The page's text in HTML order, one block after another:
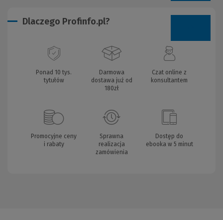
Dlaczego Profinfo.pl?
Ponad 10 tys.
tytułów
Darmowa
dostawa już od
180zł
Czat online z
konsultantem
Promocyjne ceny
i rabaty
Sprawna
realizacja
zamówienia
Dostęp do
ebooka w 5 minut